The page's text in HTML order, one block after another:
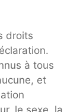
droits
à tous
et
le sexe, la